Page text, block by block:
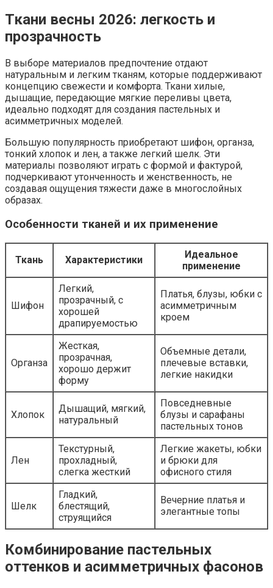
Ткани весны 2026: легкость и
прозрачность
В выборе материалов предпочтение отдают
натуральным и легким тканям, которые поддерживают
концепцию свежести и комфорта. Ткани хилые,
дышащие, передающие мягкие переливы цвета,
идеально подходят для создания пастельных и
асимметричных моделей.
Большую популярность приобретают шифон, органза,
тонкий хлопок и лен, а также легкий шелк. Эти
материалы позволяют играть с формой и фактурой,
подчеркивают утонченность и женственность, не
создавая ощущения тяжести даже в многослойных
образах.
Особенности тканей и их применение
Ткань Характеристики
Идеальное
применение
Шифон
Легкий,
прозрачный, с
хорошей
драпируемостью
Платья, блузы, юбки с
асимметричным
кроем
Органза
Жесткая,
прозрачная,
хорошо держит
форму
Объемные детали,
плечевые вставки,
легкие накидки
Хлопок
Дышащий, мягкий,
натуральный
Повседневные
блузы и сарафаны
пастельных тонов
Лен
Текстурный,
прохладный,
слегка жесткий
Легкие жакеты, юбки
и брюки для
офисного стиля
Шелк
Гладкий,
блестящий,
струящийся
Вечерние платья и
элегантные топы
Комбинирование пастельных
оттенков и асимметричных фасонов